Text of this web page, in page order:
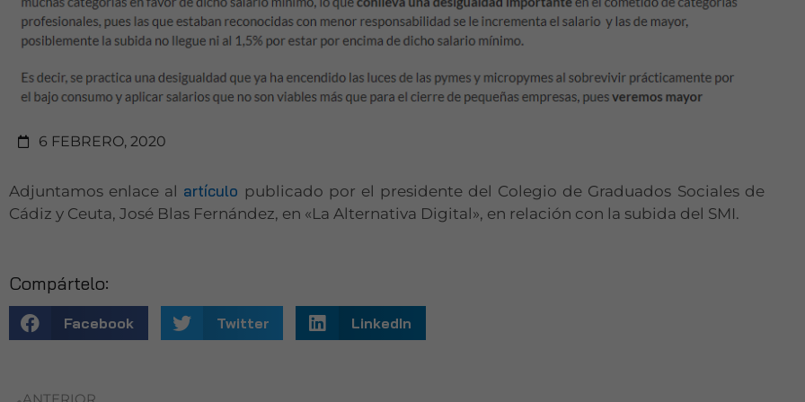
6 FEBRERO, 2020
Adjuntamos enlace al artículo publicado por el presidente del Colegio de Graduados Sociales de
Cádiz y Ceuta, José Blas Fernández, en «La Alternativa Digital», en relación con la subida del SMI.
Compártelo:
Facebook Twitter LinkedIn